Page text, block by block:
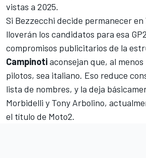
vistas a 2025.
Si Bezzecchi decide permanecer en
lloverán los candidatos para esa
compromisos publicitarios de la
Campinotiaconsejan que, al menos
pilotos, sea italiano. Eso reduce
lista de nombres, y la deja
Morbidelli y Tony Arbolino,
el título de Moto2.